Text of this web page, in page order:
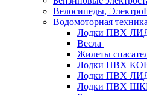
Велосипеды,
Водомоторная
Лодки ПВХ
Весла
Жилеты
Лодки ПВХ
Лодки ПВХ
Лодки ПВХ